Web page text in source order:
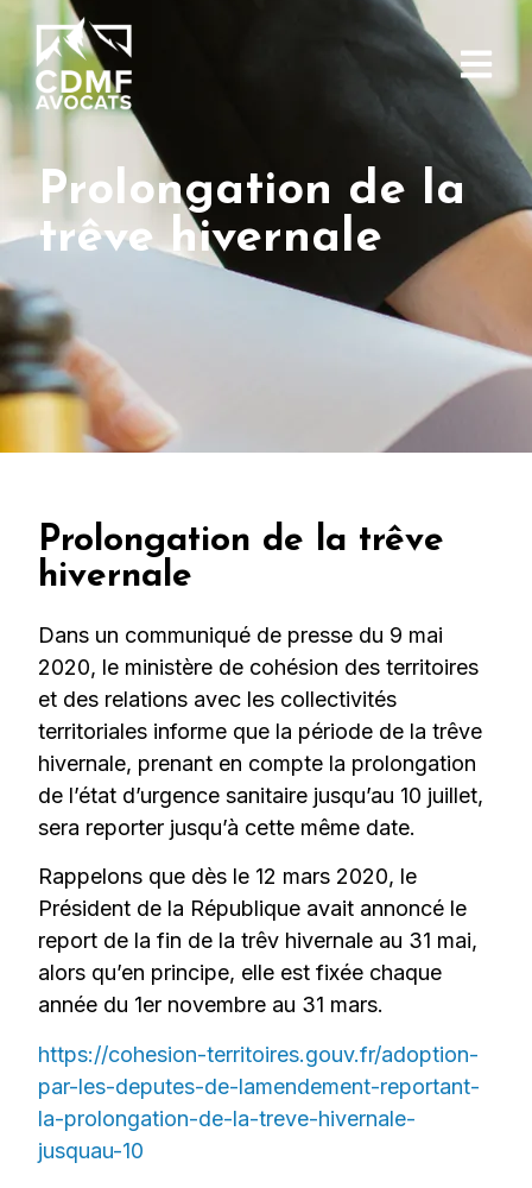
Prolongation de la
trêve hivernale
Prolongation de la trêve
hivernale
Dans un communiqué de presse du 9 mai
2020, le ministère de cohésion des territoires
et des relations avec les collectivités
territoriales informe que la période de la trêve
hivernale, prenant en compte la prolongation
de l’état d’urgence sanitaire jusqu’au 10 juillet,
sera reporter jusqu’à cette même date.
Rappelons que dès le 12 mars 2020, le
Président de la République avait annoncé le
report de la fin de la trêv hivernale au 31 mai,
alors qu’en principe, elle est fixée chaque
année du 1er novembre au 31 mars.
https://cohesion-territoires.gouv.fr/adoption-
par-les-deputes-de-lamendement-reportant-
la-prolongation-de-la-treve-hivernale-
jusquau-10